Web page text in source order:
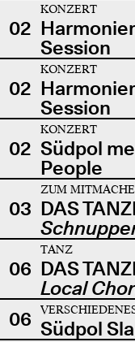
02
KONZERT
Session
02
KONZERT
Session
02
KONZERT
Südpol
People
03
ZUM
DAS
06
TANZ
DAS
Local
06 Südpol